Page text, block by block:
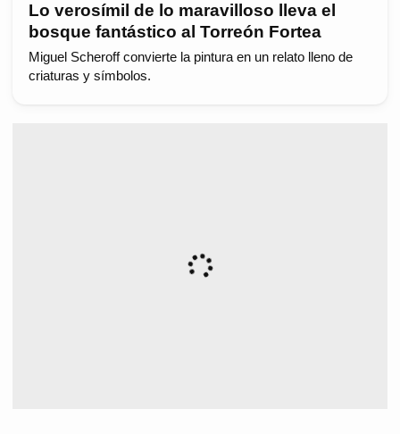
Lo verosímil de lo maravilloso lleva el
bosque fantástico al Torreón Fortea
Miguel Scheroff convierte la pintura en un relato lleno de
criaturas y símbolos.